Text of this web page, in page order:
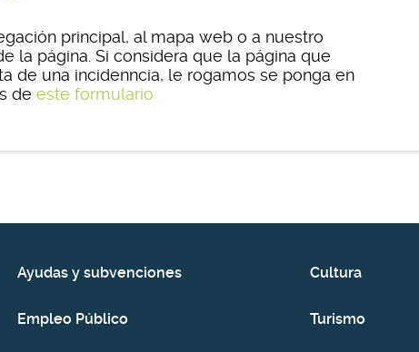
principal, al mapa web o a nuestro
la página. Si considera que la página que
de una incidenncia, le rogamos se ponga en
de este formulario
Ayudas y subvenciones
Empleo Público
Cultura
Turismo